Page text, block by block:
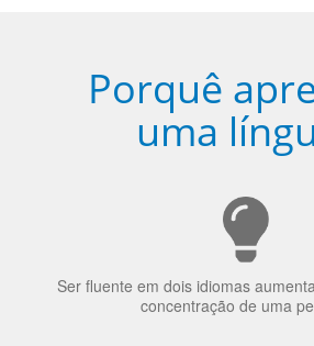
Porquê
uma